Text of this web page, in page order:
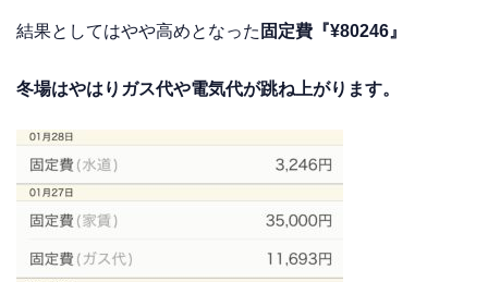
結果としてはやや高めとなった 固定費『¥80246』
冬場はやはりガス代や電気代が跳ね上がります。